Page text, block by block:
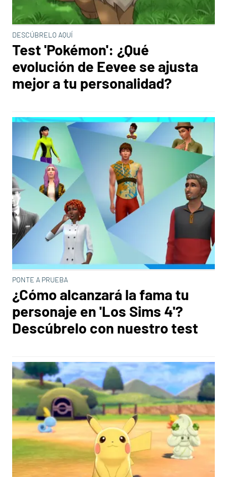
DESCÚBRELO AQUÍ
Test 'Pokémon': ¿Qué
evolución de Eevee se ajusta
mejor a tu personalidad?
PONTE A PRUEBA
¿Cómo alcanzará la fama tu
personaje en 'Los Sims 4'?
Descúbrelo con nuestro test